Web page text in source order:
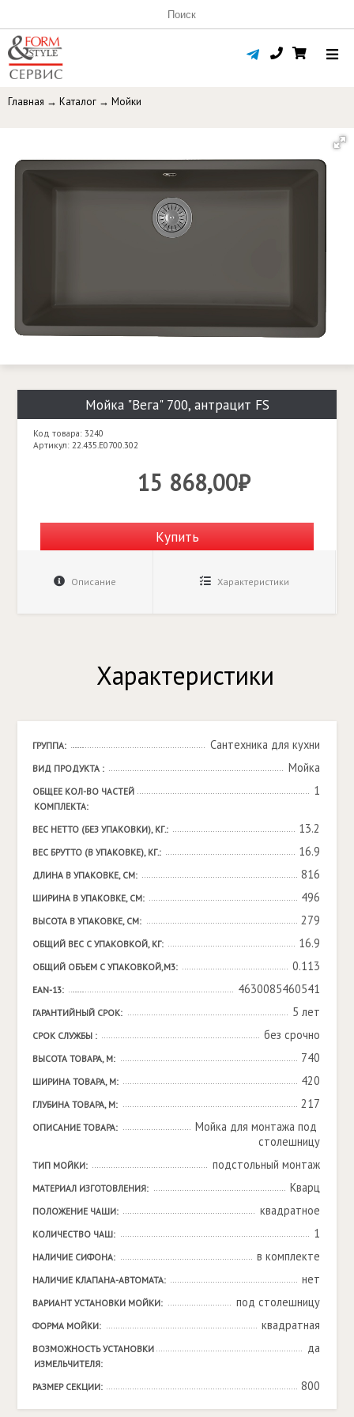
Главная → Каталог → Мойки
Мойка "Вега" 700, антрацит FS
Код товара: 3240
Артикул: 22.435.E0700.302
15 868,00₽
Купить
Описание Характеристики
Характеристики
ГРУППА: Сантехника для кухни
ВИД ПРОДУКТА : Мойка
ОБЩЕЕ КОЛ-ВО ЧАСТЕЙ
КОМПЛЕКТА:
1
ВЕС НЕТТО (БЕЗ УПАКОВКИ), КГ.: 13.2
ВЕС БРУТТО (В УПАКОВКЕ), КГ.: 16.9
ДЛИНА В УПАКОВКЕ, СМ: 816
ШИРИНА В УПАКОВКЕ, СМ: 496
ВЫСОТА В УПАКОВКЕ, СМ: 279
ОБЩИЙ ВЕС С УПАКОВКОЙ, КГ: 16.9
ОБЩИЙ ОБЪЕМ С УПАКОВКОЙ,М3: 0.113
EAN-13: 4630085460541
ГАРАНТИЙНЫЙ СРОК: 5 лет
СРОК СЛУЖБЫ : без срочно
ВЫСОТА ТОВАРА, М: 740
ШИРИНА ТОВАРА, М: 420
ГЛУБИНА ТОВАРА, М: 217
ОПИСАНИЕ ТОВАРА:
Мойка для монтажа под
столешницу
ТИП МОЙКИ: подстольный монтаж
МАТЕРИАЛ ИЗГОТОВЛЕНИЯ: Кварц
ПОЛОЖЕНИЕ ЧАШИ: квадратное
КОЛИЧЕСТВО ЧАШ: 1
НАЛИЧИЕ СИФОНА: в комплекте
НАЛИЧИЕ КЛАПАНА-АВТОМАТА: нет
ВАРИАНТ УСТАНОВКИ МОЙКИ: под столешницу
ФОРМА МОЙКИ: квадратная
ВОЗМОЖНОСТЬ УСТАНОВКИ
ИЗМЕЛЬЧИТЕЛЯ:
да
РАЗМЕР СЕКЦИИ: 800